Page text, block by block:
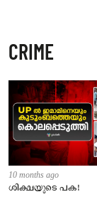
CRIME
10 months ago
ശിക്ഷയുടെ പക!